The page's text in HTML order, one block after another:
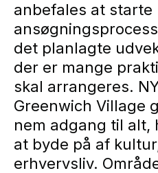
anbefales at starte
det planlagte
der er mange
skal arrangeres.
Greenwich Village
nem adgang til alt,
at byde på af
erhvervsliv.